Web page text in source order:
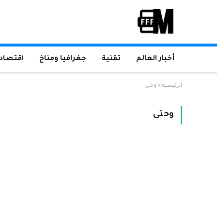
أخبار العالم تقنية جغرافيا ومناخ
الرئيسية » وحتى
وحتى